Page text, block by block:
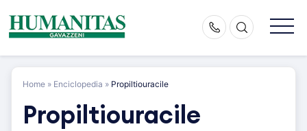
content
Home » Enciclopedia » Propiltiouracile
Propiltiouracile